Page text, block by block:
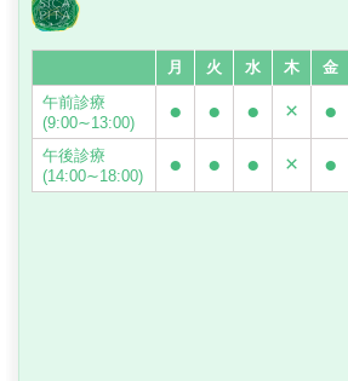
月 火 水 木 金
午前診療
(9:00∼13:00)
● ● ● × ●
午後診療
(14:00∼18:00)
● ● ● × ●